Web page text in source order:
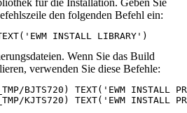
den folgenden Befehl ein:
INSTALL LIBRARY')
Wenn Sie das Build
verwenden Sie diese Befehle:
BJTS720 ) TEXT('EWM INSTALL
KJTS720 ) TEXT('EWM